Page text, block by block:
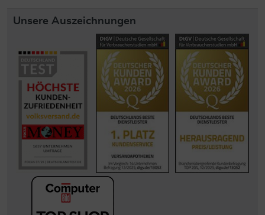
Unsere Auszeichnungen